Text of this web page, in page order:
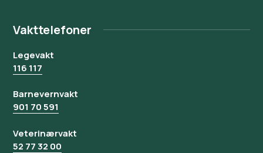
Vakttelefoner
Legevakt
116 117
Barnevernvakt
901 70 591
Veterinærvakt
52 77 32 00